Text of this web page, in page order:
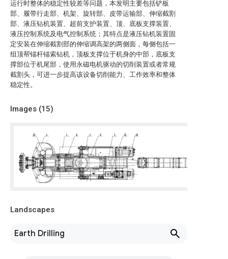
运行时整体的稳定性较差等问题，本发明主要包括铲板
部、履带行走部、机架、旋转部、皮带运输部、伸缩截割
部、液压钻机装置、超前支护装置、顶、底板支撑装置、
液压控制系统及电气控制系统；其特点是液压钻机装置固
定安装在伸缩截割部的伸缩调高架的两侧面，每侧包括一
组顶帮锚杆锚索钻机，顶板支撑位于机身的中部，底板支
撑部位于机尾部，使用永磁电机驱动的切削装置或者常规
截割头，可进一步提高该设备切削能力、工作效率和整体
稳定性。
Images (15)
Landscapes
Earth Drilling